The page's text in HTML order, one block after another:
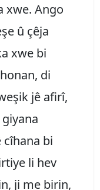
xwe. Ango
û çêja
xwe bi
di
jê afirî,
cîhana bi
li hev
ji me birin,